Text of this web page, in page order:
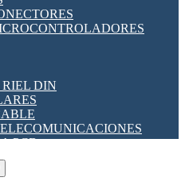
CARRERA
Y TC'S DE CORRIENTE
LÓGICO PROGRAMABLES
HORARIO
DIN
PCB